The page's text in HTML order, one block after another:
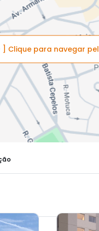
] Clique para navegar